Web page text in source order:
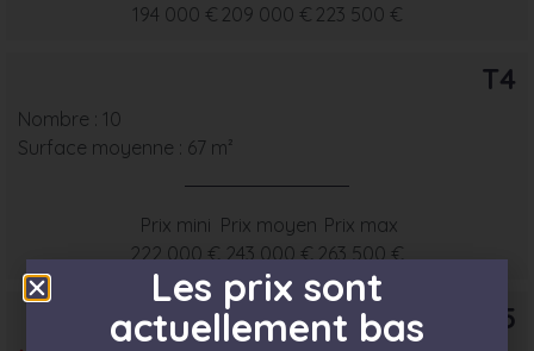
194 000 € 209 000 € 223 500 €
T4
Nombre : 10
Surface moyenne : 67 m²
Prix mini
222 000 €
Prix moyen
243 000 €
Prix max
263 500 €
T5
Les prix sont
actuellement bas